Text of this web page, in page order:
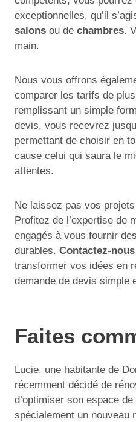
exceptionnelles, qu’il
salons ou de chambres.
main.
Nous vous offrons
comparer les tarifs de
remplissant un simple
devis, vous recevrez
permettant de choisir en
cause celui qui saura le
attentes.
Ne laissez pas vos
Profitez de l’expertise de
engagés à vous fournir
durables. Contactez-nous
transformer vos idées en
demande de devis simple
Faites
Lucie, une habitante de
récemment décidé de
d’optimiser son espace
spécialement un nouveau